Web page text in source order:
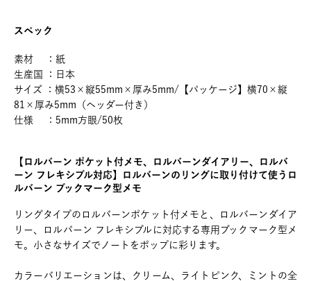
スペック
素材 ：紙
生産国 ：日本
サイズ ：横53×縦55mm×厚み5mm/【パッケージ】横70×縦
81×厚み5mm（ヘッダー付き）
仕様 ：5mm方眼/50枚
【ロルバーン ポケット付メモ、ロルバーンダイアリー、ロルバ
ーン フレキシブル対応】ロルバーンのリングに取り付けて使うロ
ルバーン ブックマーク型メモ
リングタイプのロルバーンポケット付メモと、ロルバーンダイア
リー、ロルバーン フレキシブルに対応する専用ブックマーク型メ
モ。小さなサイズでノートをポップに彩ります。
カラーバリエーションは、クリーム、ライトピンク、ミントの全